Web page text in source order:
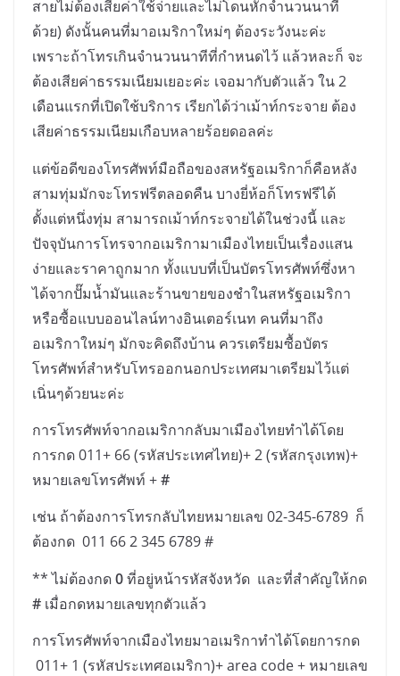
สายไม่ต้องเสียค่าใช้จ่ายและไม่โดนหักจำนวนนาที
ด้วย) ดังนั้นคนที่มาอเมริกาใหม่ๆ ต้องระวังนะค่ะ
เพราะถ้าโทรเกินจำนวนนาทีที่กำหนดไว้ แล้วหละก็ จะ
ต้องเสียค่าธรรมเนียมเยอะค่ะ เจอมากับตัวแล้ว ใน2
เดือนแรกที่เปิดใช้บริการ เรียกได้ว่าเม้าท์กระจาย ต้อง
เสียค่าธรรมเนียมเกือบหลายร้อยดอลค่ะ
แต่ข้อดีของโทรศัพท์มือถือของสหรัฐอเมริกาก็คือหลัง
สามทุ่มมักจะโทรฟรีตลอดคืน บางยี่ห้อก็โทรฟรีได้
ตั้งแต่หนึ่งทุ่ม สามารถเม้าท์กระจายได้ในช่วงนี้ และ
ปัจจุบันการโทรจากอเมริกามาเมืองไทยเป็นเรื่องแสน
ง่ายและราคาถูกมาก ทั้งแบบที่เป็นบัตรโทรศัพท์ซึ่งหา
ได้จากปั๊มน้ำมันและร้านขายของชำในสหรัฐอเมริกา
หรือซื้อแบบออนไลน์ทางอินเตอร์เนท คนที่มาถึง
อเมริกาใหม่ๆ มักจะคิดถึงบ้าน ควรเตรียมซื้อบัตร
โทรศัพท์สำหรับโทรออกนอกประเทศมาเตรียมไว้แต่
เนิ่นๆด้วยนะค่ะ
การโทรศัพท์จากอเมริกากลับมาเมืองไทยทำได้โดย
การกด011+ 66 (รหัสประเทศไทย)+ 2 (รหัสกรุงเทพ)+
หมายเลขโทรศัพท์ +#
เช่น ถ้าต้องการโทรกลับไทยหมายเลข 02-345-6789 ก็
ต้องกด 011 66 2 345 6789 #
**ไม่ต้องกด0ที่อยู่หน้ารหัสจังหวัด และที่สำคัญให้กด
# เมื่อกดหมายเลขทุกตัวแล้ว
การโทรศัพท์จากเมืองไทยมาอเมริกาทำได้โดยการกด
011+ 1 (รหัสประเทศอเมริกา)+ area code +หมายเลข